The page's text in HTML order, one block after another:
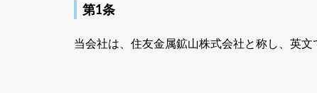
第1条
当会社は、住友金属鉱山株式会社と称し、英文